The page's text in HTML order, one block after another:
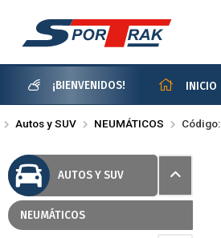
¡BIENVENIDOS! INICIO
Autos y SUV NEUMÁTICOS Código:
AUTOS Y SUV
NEUMÁTICOS